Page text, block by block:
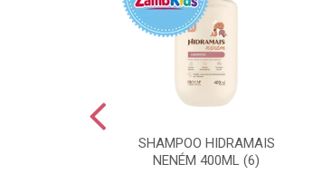
SHAMPOO HIDRAMAIS
NENÉM 400ML (6)